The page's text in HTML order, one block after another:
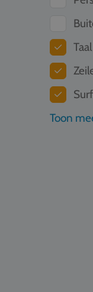
Taal
Toon